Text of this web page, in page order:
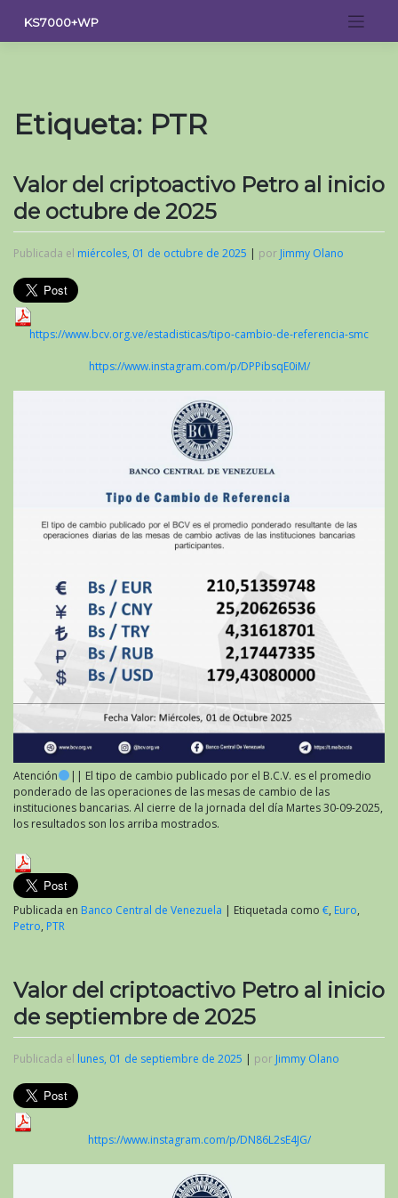
contenido
KS7000+WP
Etiqueta: PTR
Valor del criptoactivo Petro al inicio
de octubre de 2025
Publicada el miércoles, 01 de octubre de 2025 | por Jimmy Olano
https://www.bcv.org.ve/estadisticas/tipo-cambio-de-referencia-smc
https://www.instagram.com/p/DPPibsqE0iM/
Atención
|| El tipo de cambio publicado por el B.C.V. es el promedio
ponderado de las operaciones de las mesas de cambio de las
instituciones bancarias. Al cierre de la jornada del día Martes 30-09-2025,
los resultados son los arriba mostrados.
Publicada en Banco Central de Venezuela | Etiquetada como €, Euro,
Petro, PTR
Valor del criptoactivo Petro al inicio
de septiembre de 2025
Publicada el lunes, 01 de septiembre de 2025 | por Jimmy Olano
https://www.instagram.com/p/DN86L2sE4JG/